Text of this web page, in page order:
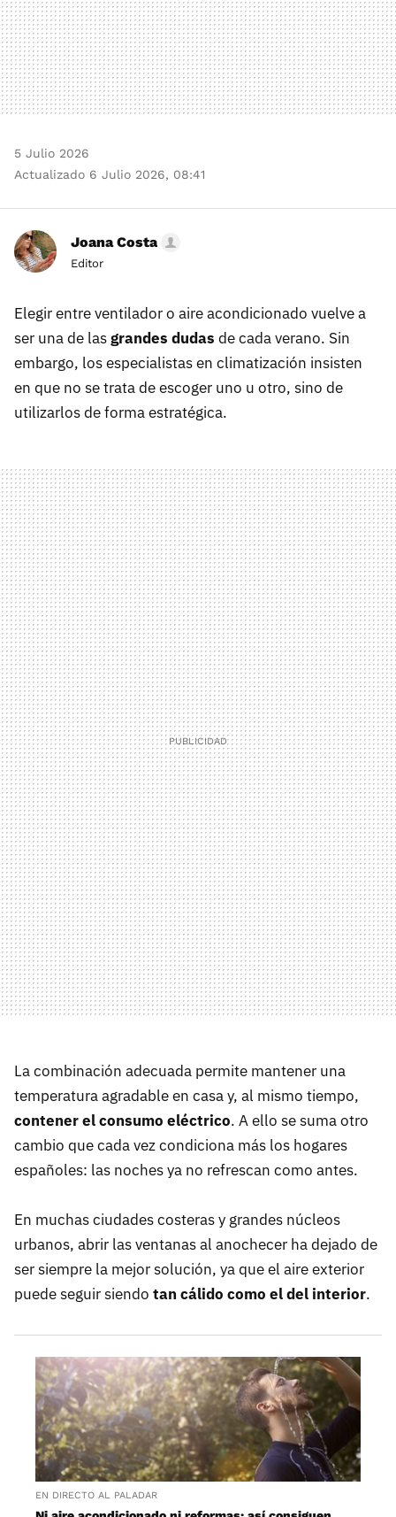
5 Julio 2026
Actualizado 6 Julio 2026, 08:41
Joana Costa
Editor
Elegir entre ventilador o aire acondicionado vuelve a
ser una de lasgrandes dudas de cada verano. Sin
embargo, los especialistas en climatización insisten
en que no se trata de escoger uno u otro, sino de
utilizarlos de forma estratégica.
La combinación adecuada permite mantener una
temperatura agradable en casa y, al mismo tiempo,
contener el consumo eléctrico. A ello se suma otro
cambio que cada vez condiciona más los hogares
españoles: las noches ya no refrescan como antes.
En muchas ciudades costeras y grandes núcleos
urbanos, abrir las ventanas al anochecer ha dejado de
ser siempre la mejor solución, ya que el aire exterior
puede seguir siendo tan cálido como el del interior.
EN DIRECTO AL PALADAR